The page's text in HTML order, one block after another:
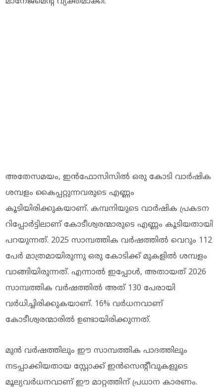
അതേസമയം, ഇൻഫോസിസിൽ ഒരു കോടി വാർഷിക
ശമ്പളം കൈപ്പറ്റുന്നവരുടെ എണ്ണം
കൂടിയിരിക്കുകയാണ്. കമ്പനിയുടെ വാർഷിക പ്രകടന
റിപ്പോർട്ടിലാണ് കോടീശ്വരന്മാരുടെ എണ്ണം കൂടിയതായി
പറയുന്നത്. 2025 സാമ്പത്തിക വർഷത്തിൽ വെറും 112
പേർ മാത്രമായിരുന്നു ഒരു കോടിക്ക് മുകളിൽ ശമ്പളം
വാങ്ങിയിരുന്നത്. എന്നാൽ ഇപ്പോൾ, അതായത് 2026
സാമ്പത്തിക വർഷത്തിൽ അത് 130 പേരായി
വർധിച്ചിരിക്കുകയാണ്. 16% വർധനവാണ്
കോടീശ്വരന്മാരിൽ ഉണ്ടായിരിക്കുന്നത്.
മുൻ വർഷത്തിലും ഈ സാമ്പത്തിക പാദത്തിലും
നടപ്പാക്കിയതായ സ്റ്റോക്ക് ഇൻസെന്റീവുകളുടെ
മൂല്യവർധനവാണ് ഈ മാറ്റത്തിന് പ്രധാന കാരണം.